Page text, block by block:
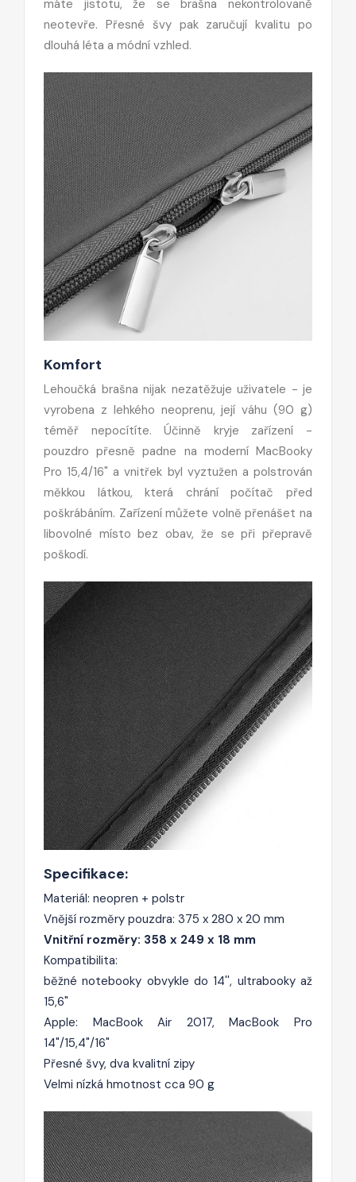
máte jistotu, že se brašna nekontrolovaně
neotevře. Přesné švy pak zaručují kvalitu po
dlouhá léta a módní vzhled.
Komfort
Lehoučká brašna nijak nezatěžuje uživatele - je
vyrobena z lehkého neoprenu, její váhu (90 g)
téměř nepocítíte. Účinně kryje zařízení -
pouzdro přesně padne na moderní MacBooky
Pro 15,4/16" a vnitřek byl vyztužen a polstrován
měkkou látkou, která chrání počítač před
poškrábáním. Zařízení můžete volně přenášet na
libovolné místo bez obav, že se při přepravě
poškodí.
Specifikace:
Materiál: neopren + polstr
Vnější rozměry pouzdra: 375 x 280 x 20 mm
Vnitřní rozměry: 358 x 249 x 18 mm
Kompatibilita:
běžné notebooky obvykle do 14'', ultrabooky až
15,6"
Apple: MacBook Air 2017, MacBook Pro
14"/15,4"/16"
Přesné švy, dva kvalitní zipy
Velmi nízká hmotnost cca 90 g